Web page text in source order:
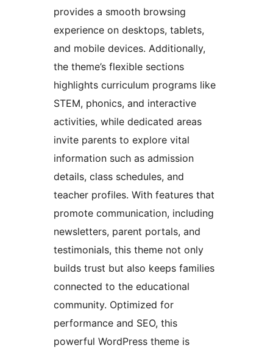
provides a smooth browsing
experience on desktops, tablets,
and mobile devices. Additionally,
the theme’s flexible sections
highlights curriculum programs like
STEM, phonics, and interactive
activities, while dedicated areas
invite parents to explore vital
information such as admission
details, class schedules, and
teacher profiles. With features that
promote communication, including
newsletters, parent portals, and
testimonials, this theme not only
builds trust but also keeps families
connected to the educational
community. Optimized for
performance and SEO, this
powerful WordPress theme is